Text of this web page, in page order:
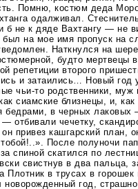
Помню, костюм деда
одалживал.
б не к дяде Вахтангу — не
был на мое имя пропуск на
Наткнулся на
будто мертвецы
репетиции второго
и затаились… Новый год
чьи-то родственники, муж
сиамские близнецы, и,
бедрами, в черных
отбивали чечетку,
привез кашгарский план,
После полуночи
спиной скатился по
свистнув в два пальца,
в трусах в горошек
новорожденный год,